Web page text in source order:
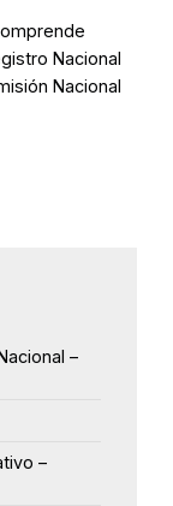
Nacional
Nacional
–
–